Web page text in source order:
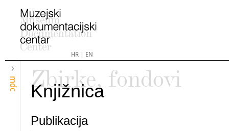
HR| EN
mdc
Zbirke, fondovi
Knjižnica
Publikacija